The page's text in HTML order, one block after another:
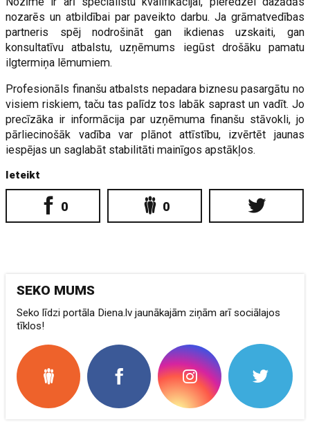
nozarēs un atbildībai par paveikto darbu. Ja grāmatvedības
partneris spēj nodrošināt gan ikdienas uzskaiti, gan
konsultatīvu atbalstu, uzņēmums iegūst drošāku pamatu
ilgtermiņa lēmumiem.
Profesionāls finanšu atbalsts nepadara biznesu pasargātu no
visiem riskiem, taču tas palīdz tos labāk saprast un vadīt. Jo
precīzāka ir informācija par uzņēmuma finanšu stāvokli, jo
pārliecinošāk vadība var plānot attīstību, izvērtēt jaunas
iespējas un saglabāt stabilitāti mainīgos apstākļos.
Ieteikt
0 0
SEKO MUMS
Seko līdzi portāla Diena.lv jaunākajām ziņām arī sociālajos
tīklos!